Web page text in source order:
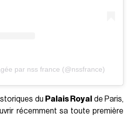
par nss france (@nssfrance)
du Palais Royal de Paris,
récemment sa toute première